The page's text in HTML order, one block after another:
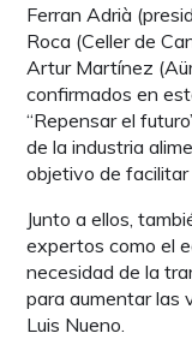
Ferran Adrià
Roca (Celler de
Artur Martínez
confirmados en
“Repensar el
de la industria
objetivo de facilitar
Junto a ellos,
expertos como el
necesidad de la
para aumentar las
Luis Nueno.